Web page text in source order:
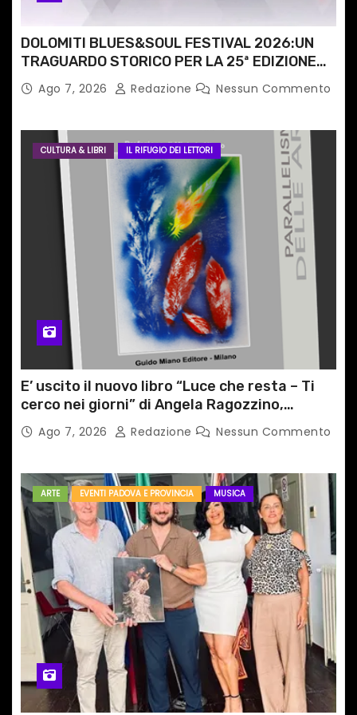
i
DOLOMITI BLUES&SOUL FESTIVAL 2026:UN
TRAGUARDO STORICO PER LA 25ª EDIZIONE
TRA LE CIME PATRIMONIO UNESCO
Ago 7, 2026 Redazione Nessun Commento
CULTURA & LIBRI IL RIFUGIO DEI LETTORI
E’ uscito il nuovo libro “Luce che resta – Ti
cerco nei giorni” di Angela Ragozzino,
medico primario di Capua
Ago 7, 2026 Redazione Nessun Commento
ARTE EVENTI PADOVA E PROVINCIA MUSICA